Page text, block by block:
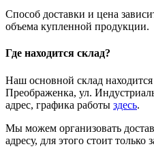
Способ доставки и цена
объема купленной продукции.
Где находится склад?
Наш основной склад
Преображенка, ул.
адрес, графика работы здесь.
Мы можем организовать
адресу, для этого стоит только